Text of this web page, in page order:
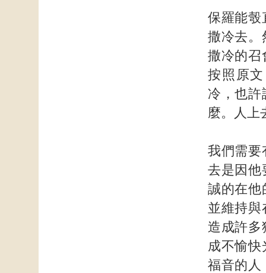
保羅能彀
撒冷去。
撒冷的召
按照原
冷，也許
麼。人上
我們需要
去是因他
誠的在他
並維持與
造成許多
成不愉快
福音的人